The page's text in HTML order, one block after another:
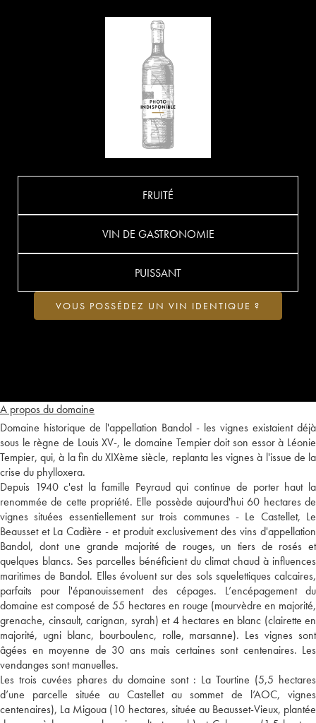
A propos du domaine
Domaine historique de l'appellation Bandol - les vignes existaient déjà
sous le règne de Louis XV-, le domaine Tempier doit son essor à Léonie
Tempier, qui, à la fin du XIXème siècle, replanta les vignes à l'issue de la
crise du phylloxera.
Depuis 1940 c'est la famille Peyraud qui continue de porter haut la
renommée de cette propriété. Elle possède aujourd'hui 60 hectares de
vignes situées essentiellement sur trois communes - Le Castellet, Le
Beausset et La Cadière - et produit exclusivement des vins d'appellation
Bandol, dont une grande majorité de rouges, un tiers de rosés et
quelques blancs. Ses parcelles bénéficient du climat chaud à influences
maritimes de Bandol. Elles évoluent sur des sols squelettiques calcaires,
parfaits pour l'épanouissement des cépages. L’encépagement du
domaine est composé de 55 hectares en rouge (mourvèdre en majorité,
grenache, cinsault, carignan, syrah) et 4 hectares en blanc (clairette en
majorité, ugni blanc, bourboulenc, rolle, marsanne). Les vignes sont
âgées en moyenne de 30 ans mais certaines sont centenaires. Les
vendanges sont manuelles.
Les trois cuvées phares du domaine sont : La Tourtine (5,5 hectares
d’une parcelle située au Castellet au sommet de l’AOC, vignes
centenaires), La Migoua (10 hectares, située au Beausset-Vieux, plantée
FRUITÉ
VIN DE GASTRONOMIE
PUISSANT
VOUS POSSÉDEZ UN VIN IDENTIQUE ?